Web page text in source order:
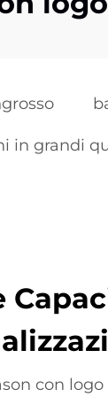
in grandi
con